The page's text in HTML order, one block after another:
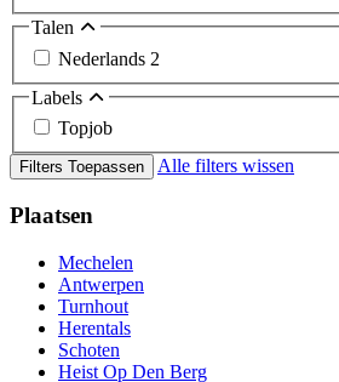
Talen
Nederlands 2
Labels
Topjob
Filters Toepassen Alle filters wissen
Plaatsen
Mechelen
Antwerpen
Turnhout
Herentals
Schoten
Heist Op Den Berg